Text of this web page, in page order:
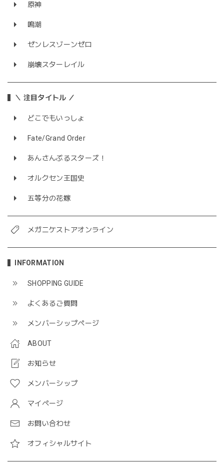
原神
鳴潮
ゼンレスゾーンゼロ
崩壊スターレイル
＼ 注目タイトル ／
どこでもいっしょ
Fate/Grand Order
あんさんぶるスターズ！
オルクセン王国史
五等分の花嫁
メガニケストアオンライン
INFORMATION
SHOPPING GUIDE
よくあるご質問
メンバーシップページ
ABOUT
お知らせ
メンバーシップ
マイページ
お問い合わせ
オフィシャルサイト